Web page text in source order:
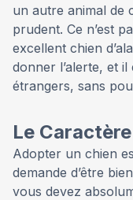
un autre animal de
prudent. Ce n’est
excellent chien
donner l’alerte, et
étrangers, sans
Le
Adopter un chien
demande d’être
vous devez